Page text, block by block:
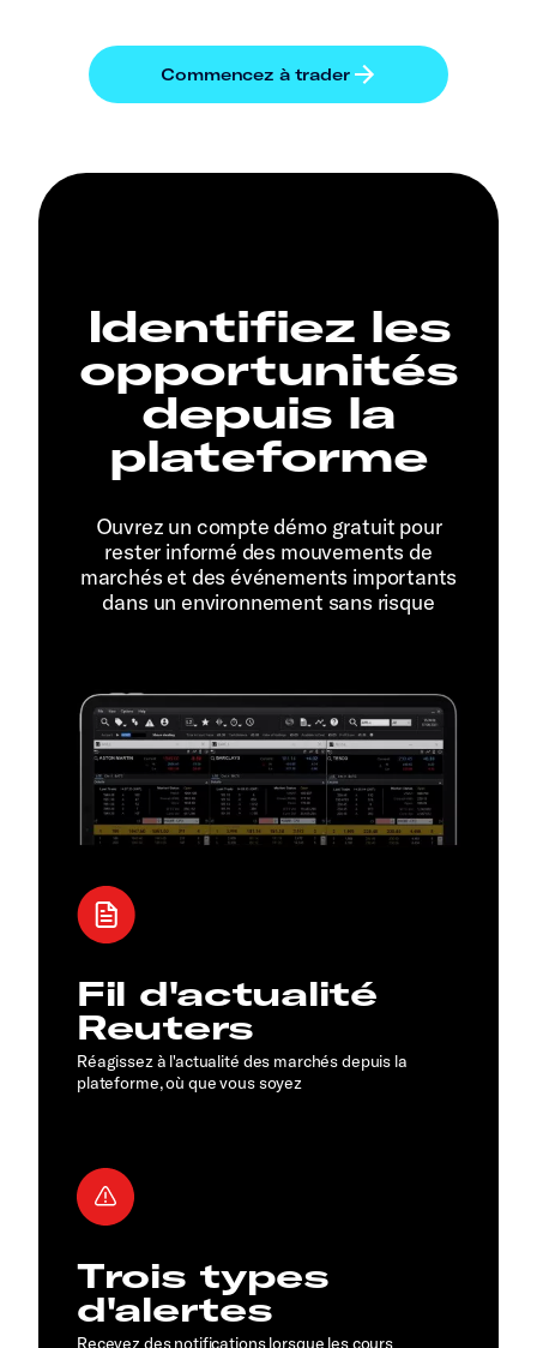
Identifiez les
opportunités
depuis la
plateforme
Ouvrez un compte démo gratuit pour
rester informé des mouvements de
marchés et des événements importants
dans un environnement sans risque
Fil d'actualité
Reuters
Réagissez à l'actualité des marchés depuis la
plateforme, où que vous soyez
Trois types
d'alertes
Recevez des notifications lorsque les cours